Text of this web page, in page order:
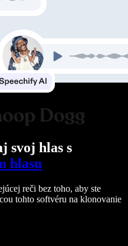
svoj hlas s
hlasu
reči bez toho, aby ste
tohto softvéru na klonovanie